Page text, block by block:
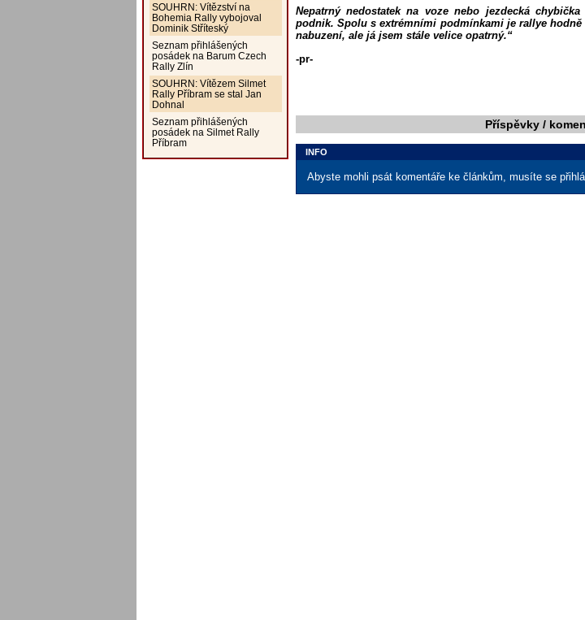
SOUHRN: Vítězství na
Bohemia Rally vybojoval
Dominik Stříteský
Seznam přihlášených
posádek na Barum Czech
Rally Zlín
SOUHRN: Vítězem Silmet
Rally Příbram se stal Jan
Dohnal
Seznam přihlášených
posádek na Silmet Rally
Příbram
Nepatrný nedostatek na voze nebo jezdecká
podnik. Spolu s extrémními podmínkami je rallye
nabuzení, ale já jsem stále velice opatrný.“
-pr-
Příspěvky /
INFO
Abyste mohli psát komentáře ke článkům, musíte se